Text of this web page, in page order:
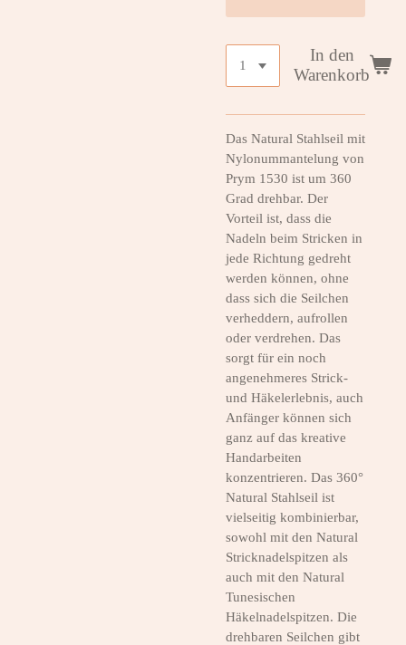
In den
Warenkorb
Das Natural Stahlseil mit
Nylonummantelung von
Prym 1530 ist um 360
Grad drehbar. Der
Vorteil ist, dass die
Nadeln beim Stricken in
jede Richtung gedreht
werden können, ohne
dass sich die Seilchen
verheddern, aufrollen
oder verdrehen. Das
sorgt für ein noch
angenehmeres Strick-
und Häkelerlebnis, auch
Anfänger können sich
ganz auf das kreative
Handarbeiten
konzentrieren. Das 360°
Natural Stahlseil ist
vielseitig kombinierbar,
sowohl mit den Natural
Stricknadelspitzen als
auch mit den Natural
Tunesischen
Häkelnadelspitzen. Die
drehbaren Seilchen gibt